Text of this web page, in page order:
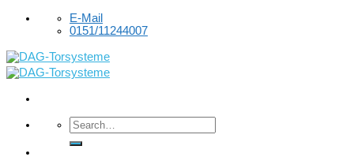
Skip
E-Mail
0151/11244007